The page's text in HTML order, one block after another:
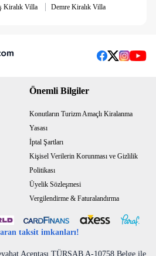
Kiralık Villa | Demre Kiralık Villa
Önemli Bilgiler
Konutların Turizm Amaçlı Kiralanma
Yasası
İptal Şartları
Kişisel Verilerin Korunması ve Gizlilik
Politikası
Üyelik Sözleşmesi
Vergilendirme & Faturalandırma
taksit imkanları!
Acentası TÜRSAB A-10758 Belge ile